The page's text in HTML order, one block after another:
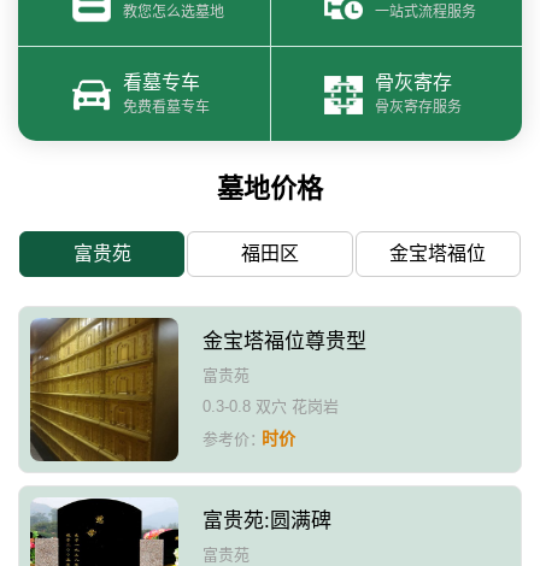
教您怎么选墓地 一站式流程服务
看墓专车
免费看墓专车
骨灰寄存
骨灰寄存服务
墓地价格
富贵苑 福田区 金宝塔福位
金宝塔福位尊贵型
富贵苑
0.3-0.8 双穴 花岗岩
参考价：时价
富贵苑:圆满碑
富贵苑